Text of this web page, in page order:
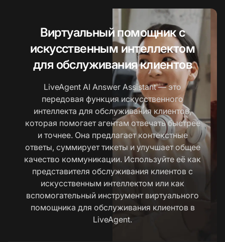
Виртуальный помощник с
искусственным интеллектом
для обслуживания клиентов
LiveAgent AI Answer Assistant — это
передовая функция искусственного
интеллекта для обслуживания клиентов,
которая помогает агентам отвечать быстрее
и точнее. Она предлагает контекстные
ответы, суммирует тикеты и улучшает общее
качество коммуникации. Используйте её как
представителя обслуживания клиентов с
искусственным интеллектом или как
вспомогательный инструмент виртуального
помощника для обслуживания клиентов в
LiveAgent.